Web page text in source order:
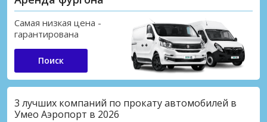
Самая низкая цена -
гарантирована
Поиск
3 лучших компаний по прокату автомобилей в
Умео Аэропорт в 2026